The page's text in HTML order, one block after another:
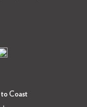
to Coast